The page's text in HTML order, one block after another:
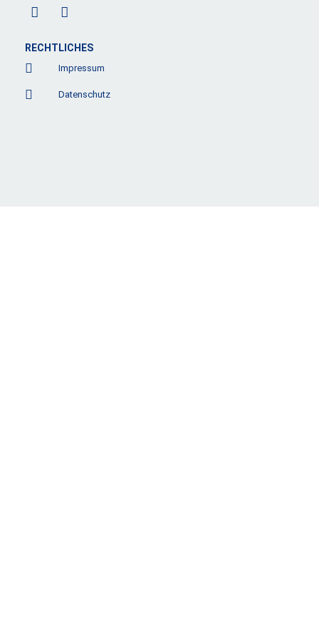
F
a
e
L
i
k
e
d
i
RECHTLICHES
Impressum
Datenschutz